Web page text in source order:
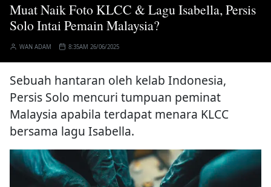
Muat Naik Foto KLCC & Lagu Isabella, Persis
Solo Intai Pemain Malaysia?
WAN ADAM 8:35AM 26/06/2025
Sebuah hantaran oleh kelab Indonesia,
Persis Solo mencuri tumpuan peminat
Malaysia apabila terdapat menara KLCC
bersama lagu Isabella.